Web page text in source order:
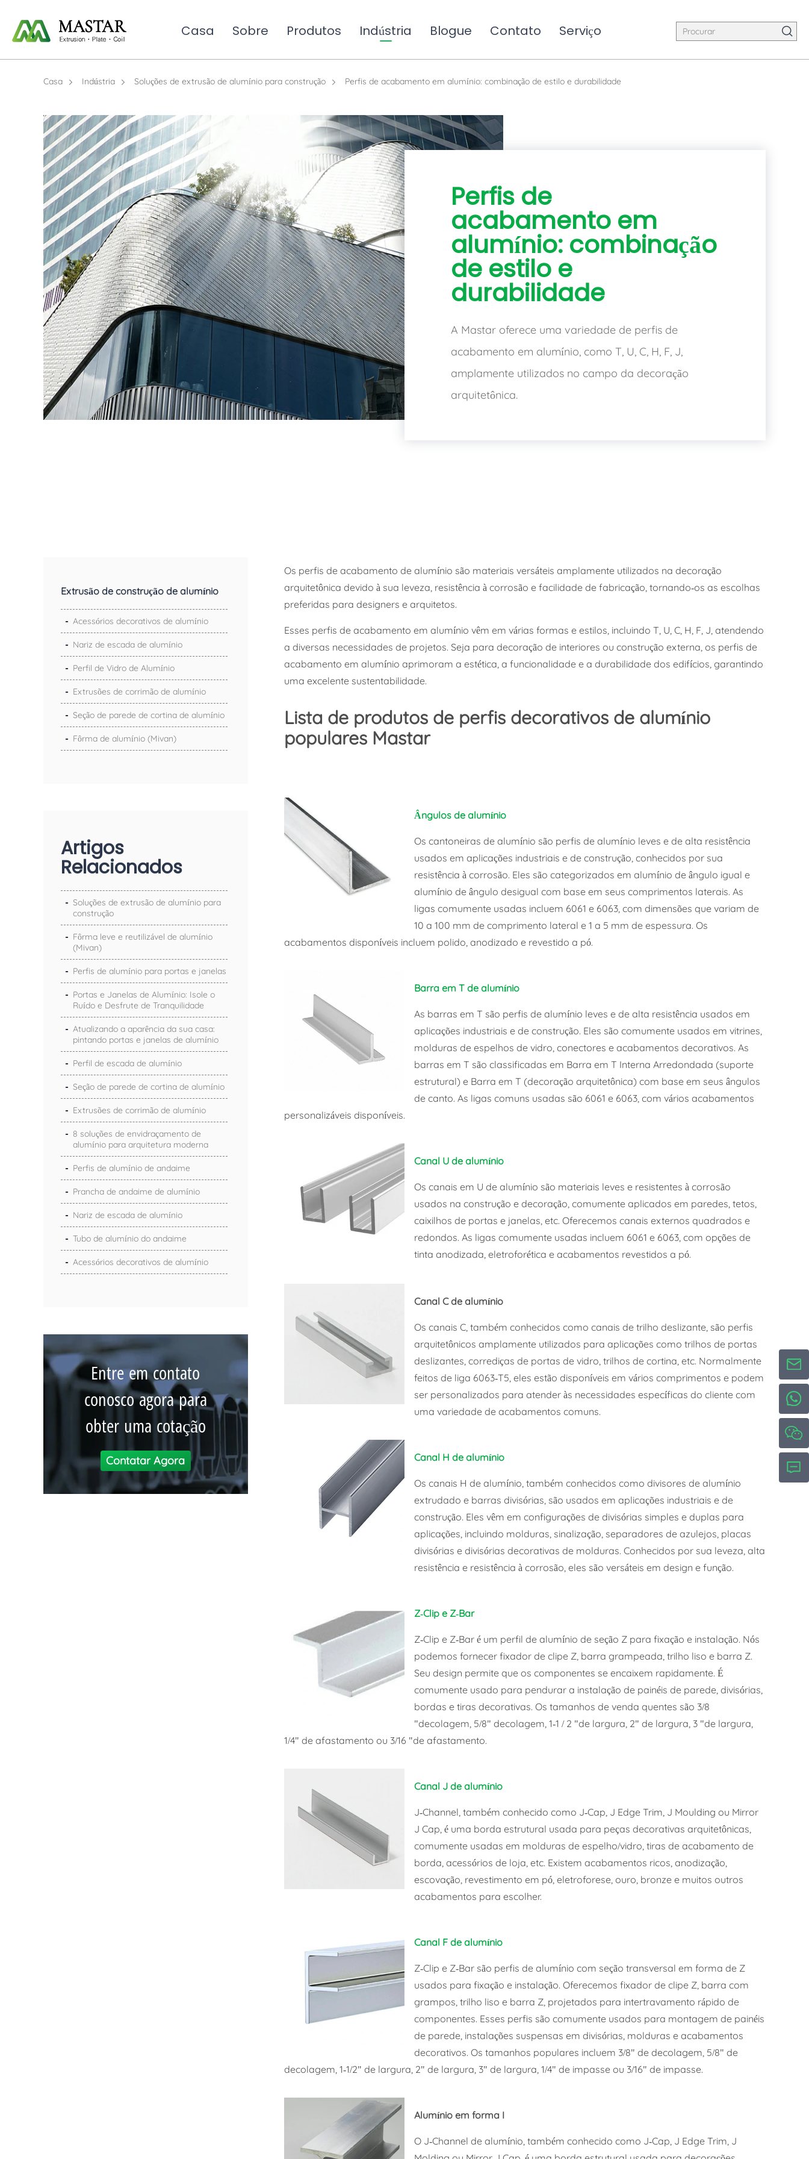
Casa Sobre Produtos Indústria Blogue Contato Serviço
Casa Indústria Soluções de extrusão de alumínio para construção Perfis de acabamento em alumínio: combinação de estilo e durabilidade
Perfis de
acabamento em
alumínio: combinação
de estilo e
durabilidade
A Mastar oferece uma variedade de perfis de
acabamento em alumínio, como T, U, C, H, F, J,
amplamente utilizados no campo da decoração
arquitetônica.
Os perfis de acabamento de alumínio são materiais versáteis amplamente utilizados na decoração
arquitetônica devido à sua leveza, resistência à corrosão e facilidade de fabricação, tornando-os as escolhas
preferidas para designers e arquitetos.
Esses perfis de acabamento em alumínio vêm em várias formas e estilos, incluindo T, U, C, H, F, J, atendendo
a diversas necessidades de projetos. Seja para decoração de interiores ou construção externa, os perfis de
acabamento em alumínio aprimoram a estética, a funcionalidade e a durabilidade dos edifícios, garantindo
uma excelente sustentabilidade.
Lista de produtos de perfis decorativos de alumínio
populares Mastar
Ângulos de alumínio
Os cantoneiras de alumínio são perfis de alumínio leves e de alta resistência
usados em aplicações industriais e de construção, conhecidos por sua
resistência à corrosão. Eles são categorizados em alumínio de ângulo igual e
alumínio de ângulo desigual com base em seus comprimentos laterais. As
ligas comumente usadas incluem 6061 e 6063, com dimensões que variam de
10 a 100 mm de comprimento lateral e 1 a 5 mm de espessura. Os
acabamentos disponíveis incluem polido, anodizado e revestido a pó.
Barra em T de alumínio
As barras em T são perfis de alumínio leves e de alta resistência usados em
aplicações industriais e de construção. Eles são comumente usados em vitrines,
molduras de espelhos de vidro, conectores e acabamentos decorativos. As
barras em T são classificadas em Barra em T Interna Arredondada (suporte
estrutural) e Barra em T (decoração arquitetônica) com base em seus ângulos
de canto. As ligas comuns usadas são 6061 e 6063, com vários acabamentos
personalizáveis disponíveis.
Canal U de alumínio
Os canais em U de alumínio são materiais leves e resistentes à corrosão
usados na construção e decoração, comumente aplicados em paredes, tetos,
caixilhos de portas e janelas, etc. Oferecemos canais externos quadrados e
redondos. As ligas comumente usadas incluem 6061 e 6063, com opções de
tinta anodizada, eletroforética e acabamentos revestidos a pó.
Canal C de alumínio
Os canais C, também conhecidos como canais de trilho deslizante, são perfis
arquitetônicos amplamente utilizados para aplicações como trilhos de portas
deslizantes, corrediças de portas de vidro, trilhos de cortina, etc. Normalmente
feitos de liga 6063-T5, eles estão disponíveis em vários comprimentos e podem
ser personalizados para atender às necessidades específicas do cliente com
uma variedade de acabamentos comuns.
Canal H de alumínio
Os canais H de alumínio, também conhecidos como divisores de alumínio
extrudado e barras divisórias, são usados em aplicações industriais e de
construção. Eles vêm em configurações de divisórias simples e duplas para
aplicações, incluindo molduras, sinalização, separadores de azulejos, placas
divisórias e divisórias decorativas de molduras. Conhecidos por sua leveza, alta
resistência e resistência à corrosão, eles são versáteis em design e função.
Z-Clip e Z-Bar
Z-Clip e Z-Bar é um perfil de alumínio de seção Z para fixação e instalação. Nós
podemos fornecer fixador de clipe Z, barra grampeada, trilho liso e barra Z.
Seu design permite que os componentes se encaixem rapidamente. É
comumente usado para pendurar a instalação de painéis de parede, divisórias,
bordas e tiras decorativas. Os tamanhos de venda quentes são 3/8
"decolagem, 5/8" decolagem, 1-1 / 2 "de largura, 2" de largura, 3 "de largura,
1/4" de afastamento ou 3/16 "de afastamento.
Canal J de alumínio
J-Channel, também conhecido como J-Cap, J Edge Trim, J Moulding ou Mirror
J Cap, é uma borda estrutural usada para peças decorativas arquitetônicas,
comumente usadas em molduras de espelho/vidro, tiras de acabamento de
borda, acessórios de loja, etc. Existem acabamentos ricos, anodização,
escovação, revestimento em pó, eletroforese, ouro, bronze e muitos outros
acabamentos para escolher.
Canal F de alumínio
Z-Clip e Z-Bar são perfis de alumínio com seção transversal em forma de Z
usados para fixação e instalação. Oferecemos fixador de clipe Z, barra com
grampos, trilho liso e barra Z, projetados para intertravamento rápido de
componentes. Esses perfis são comumente usados para montagem de painéis
de parede, instalações suspensas em divisórias, molduras e acabamentos
decorativos. Os tamanhos populares incluem 3/8" de decolagem, 5/8" de
decolagem, 1-1/2" de largura, 2" de largura, 3" de largura, 1/4" de impasse ou 3/16" de impasse.
Alumínio em forma I
O J-Channel de alumínio, também conhecido como J-Cap, J Edge Trim, J
Extrusão de construção de alumínio
Acessórios decorativos de alumínio
Nariz de escada de alumínio
Perfil de Vidro de Alumínio
Extrusões de corrimão de alumínio
Seção de parede de cortina de alumínio
Fôrma de alumínio (Mivan)
Artigos
Relacionados
Soluções de extrusão de alumínio para
construção
Fôrma leve e reutilizável de alumínio
(Mivan)
Perfis de alumínio para portas e janelas
Portas e Janelas de Alumínio: Isole o
Ruído e Desfrute de Tranquilidade
Atualizando a aparência da sua casa:
pintando portas e janelas de alumínio
Perfil de escada de alumínio
Seção de parede de cortina de alumínio
Extrusões de corrimão de alumínio
8 soluções de envidraçamento de
alumínio para arquitetura moderna
Perfis de alumínio de andaime
Prancha de andaime de alumínio
Nariz de escada de alumínio
Tubo de alumínio do andaime
Acessórios decorativos de alumínio
Entre em contato
conosco agora para
obter uma cotação
Contatar Agora